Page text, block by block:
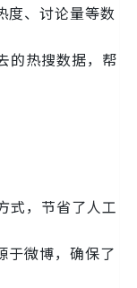
度、讨论量等数
的热搜数据，帮
式，节省了人工
于微博，确保了